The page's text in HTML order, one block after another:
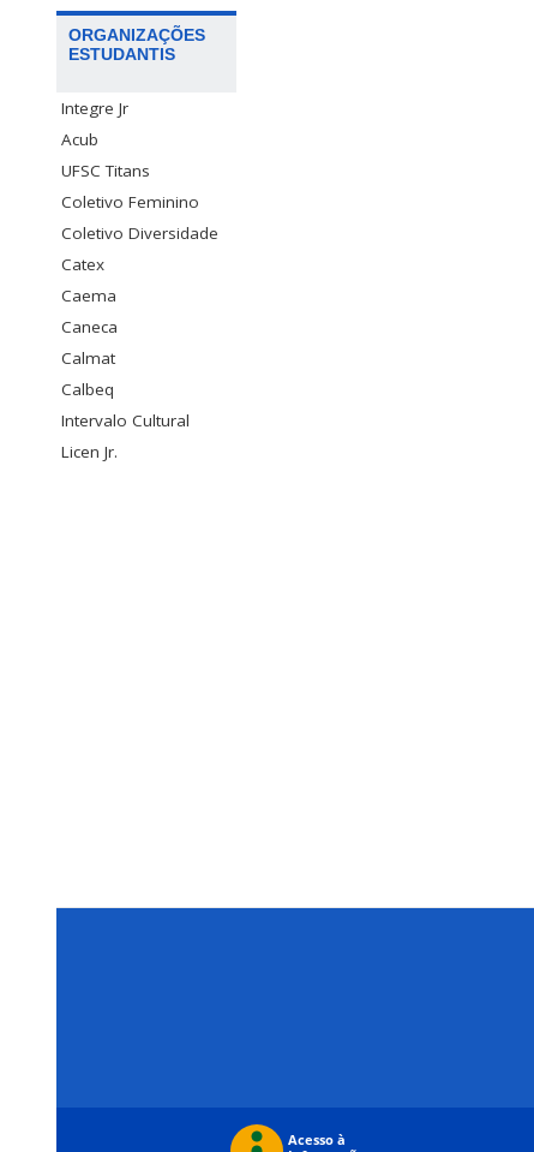
ORGANIZAÇÕES
ESTUDANTIS
Integre Jr
Acub
UFSC Titans
Coletivo Feminino
Coletivo Diversidade
Catex
Caema
Caneca
Calmat
Calbeq
Intervalo Cultural
Licen Jr.